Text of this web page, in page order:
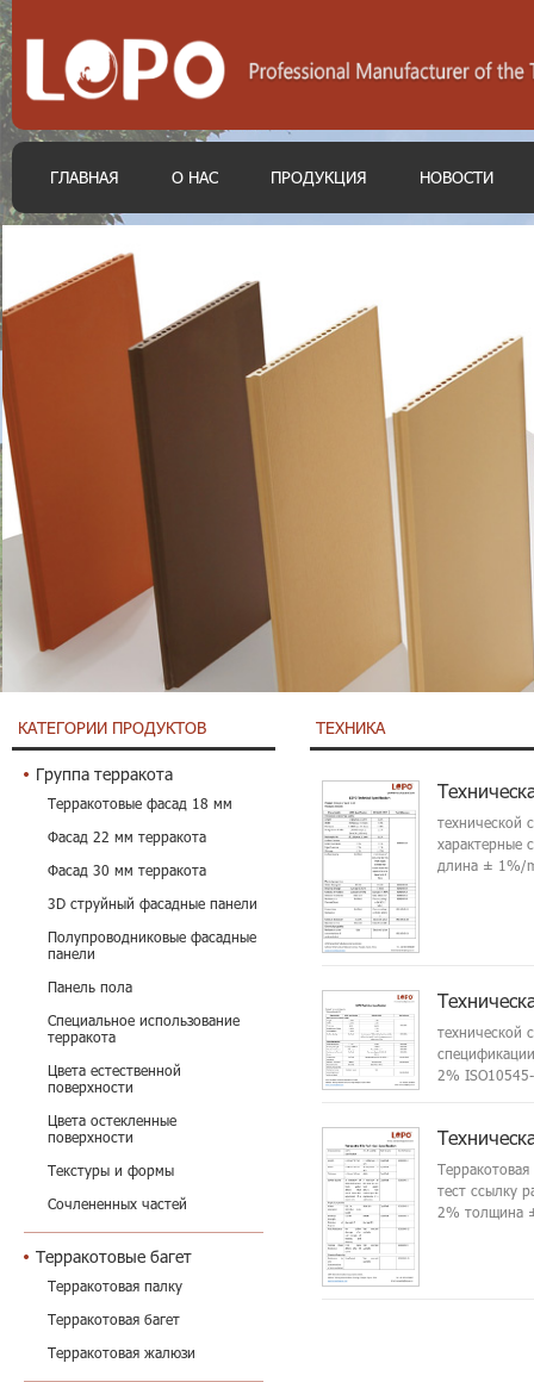
ГЛАВНАЯ О НАС ПРОДУКЦИЯ НОВОСТИ
КАТЕГОРИИ ПРОДУКТОВ
Группа терракота
Терракотовые фасад 18 мм
Фасад 22 мм терракота
Фасад 30 мм терракота
3D струйный фасадные панели
Полупроводниковые фасадные
панели
Панель пола
Специальное использование
терракота
Цвета естественной
поверхности
Цвета остекленные
поверхности
Текстуры и формы
Сочлененных частей
Терракотовые багет
Терракотовая палку
Терракотовая багет
Терракотовая жалюзи
ТЕХНИКА
технической
характерные
длина ± 1%/
технической
2%
тест ссылку
2% толщина